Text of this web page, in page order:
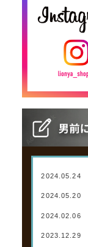
2024.05.24
2024.05.20
2024.02.06
2023.12.29